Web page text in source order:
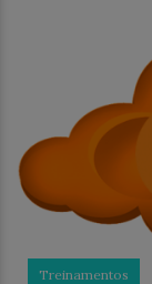
Treinamentos